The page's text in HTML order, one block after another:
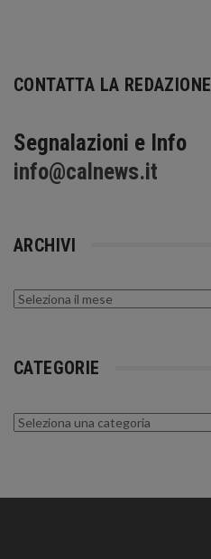
CONTATTA LA REDAZIONE
Segnalazioni e Info
info@calnews.it
ARCHIVI
Archivi
CATEGORIE
Categorie